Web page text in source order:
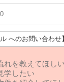
へのお問い合わせ】